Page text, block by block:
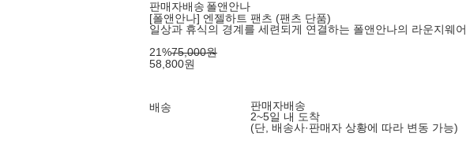
판매자배송 폴앤안나
[폴앤안나] 엔젤하트 팬츠 (팬츠 단품)
일상과 휴식의 경계를 세련되게 연결하는 폴앤안나의 라운지웨어
21%75,000원
58,800원
배송
판매자배송
2~5일 내 도착
(단, 배송사·판매자 상황에 따라 변동 가능)